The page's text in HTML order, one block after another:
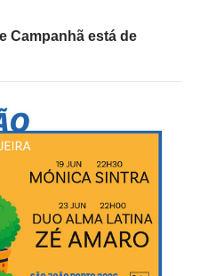
Campanhã está de